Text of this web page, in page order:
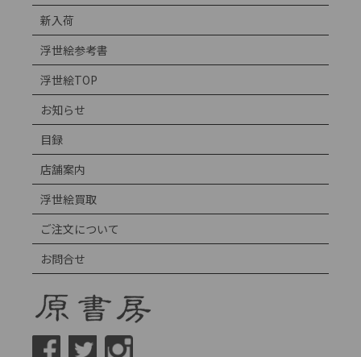
新入荷
浮世絵参考書
浮世絵TOP
お知らせ
目録
店舗案内
浮世絵買取
ご注文について
お問合せ